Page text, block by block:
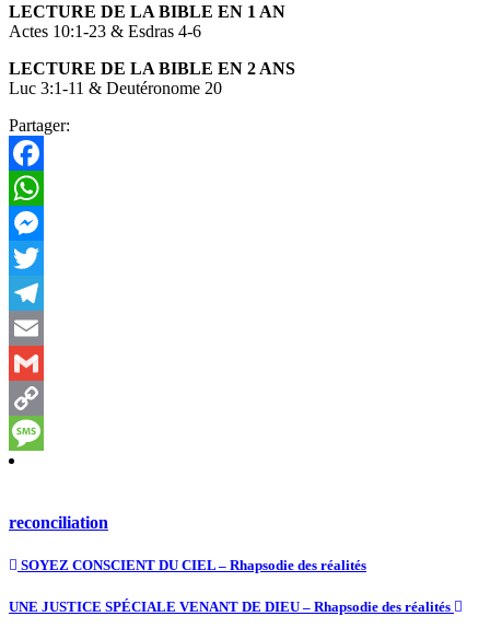
LECTURE DE LA BIBLE EN 1 AN
Actes 10:1-23 & Esdras 4-6
LECTURE DE LA BIBLE EN 2 ANS
Luc 3:1-11 & Deutéronome 20
Partager:
Facebook
WhatsApp
Messenger
Twitter
Telegram
Email
Gmail
Copy
Link
Message
reconciliation
SOYEZ CONSCIENT DU CIEL – Rhapsodie des réalités
UNE JUSTICE SPÉCIALE VENANT DE DIEU – Rhapsodie des réalités